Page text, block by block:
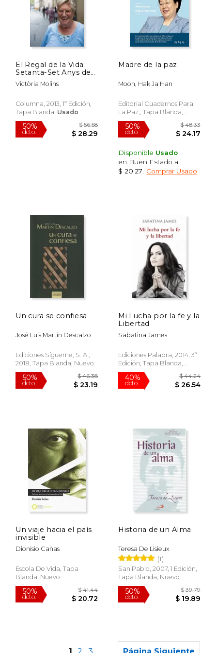
50%
dcto.
15%
dcto.
15%
dcto.
50%
dcto. $ 19.96
50%
dcto.
El Regal de la Vida:
Setanta-Set Anys de
Compromís D'Una
Monja Entre dos
Columna) (en
Catalán)
Victòria Molins
Columna, 2013, 1º Edición,
Tapa Blanda, Usado
Madre de la paz
Moon, Hak Ja Han
Editorial Cuadernos Para
La Paz,, Tapa Blanda,
Nuevo
Disponible Usado
en Buen Estado a
$ 20.27
Comprar Usado
Un cura se confiesa
José Luis Martín Descalzo
Ediciones Sígueme, S. A.,
2018, Tapa Blanda, Nuevo
Mi Lucha por la fe y la
Libertad
Sabatina James
Ediciones Palabra, 2014, 3ª
Edición, Tapa Blanda,
Usado
Un viaje hacia el país
invisible
Dionisio Cañas
Escola De Vida, Tapa
Blanda, Nuevo
Historia de un Alma
Teresa De Lisieux
(1)
San Pablo, 2007, 1 Edición,
Tapa Blanda, Nuevo
1 2 3 Página Siguiente